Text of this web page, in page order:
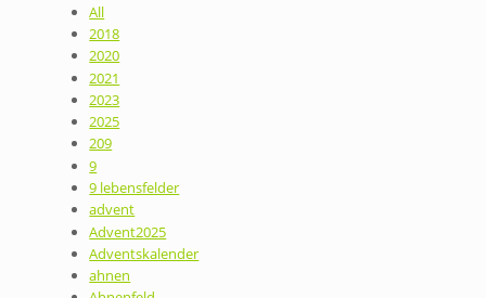
All
2018
2020
2021
2023
2025
209
9
9 lebensfelder
advent
Advent2025
Adventskalender
ahnen